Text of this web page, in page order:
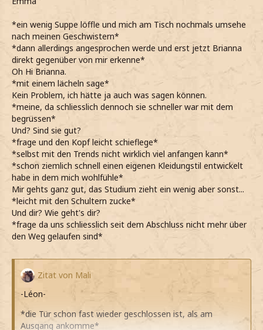
*ein wenig Suppe löffle und mich am Tisch nochmals umsehe
nach meinen Geschwistern*
*dann allerdings angesprochen werde und erst jetzt Brianna
direkt gegenüber von mir erkenne*
Oh Hi Brianna.
*mit einem lächeln sage*
Kein Problem, ich hätte ja auch was sagen können.
*meine, da schliesslich dennoch sie schneller war mit dem
begrüssen*
Und? Sind sie gut?
*frage und den Kopf leicht schieflege*
*selbst mit den Trends nicht wirklich viel anfangen kann*
*schon ziemlich schnell einen eigenen Kleidungstil entwickelt
habe in dem mich wohlfühle*
Mir gehts ganz gut, das Studium zieht ein wenig aber sonst...
*leicht mit den Schultern zucke*
Und dir? Wie geht's dir?
*frage da uns schliesslich seit dem Abschluss nicht mehr über
den Weg gelaufen sind*
Zitat von Mali
-Léon-
*die Tür schon fast wieder geschlossen ist, als am
Ausgang ankomme*